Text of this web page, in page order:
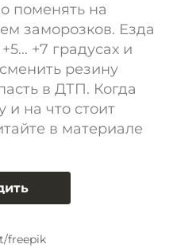
поменять на
заморозков. Езда
+7 градусах и
резину
в ДТП. Когда
и на что стоит
в материале
freepik